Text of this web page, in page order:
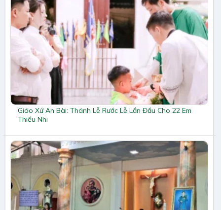
Giáo Xứ An Bài: Thánh Lễ Rước Lễ Lần Đầu Cho 22 Em
Thiếu Nhi